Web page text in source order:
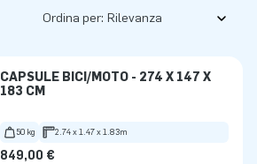
Ordina per:
CAPSULE BICI/MOTO - 274 X 147 X
183 CM
50 kg 2.74 x 1.47 x 1.83m
849,00 €